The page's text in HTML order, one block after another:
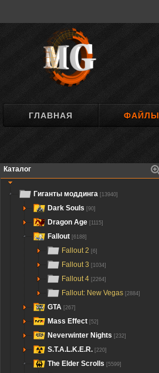
ГЛАВНАЯ ФАЙЛЫ
Каталог
Гиганты моддинга [13940]
Dark Souls [90]
Dragon Age [1115]
Fallout [6188]
Fallout 2 [6]
Fallout 3 [1034]
Fallout 4 [2264]
Fallout: New Vegas [2884]
GTA [267]
Mass Effect [52]
Neverwinter Nights [232]
S.T.A.L.K.E.R. [220]
The Elder Scrolls [5599]